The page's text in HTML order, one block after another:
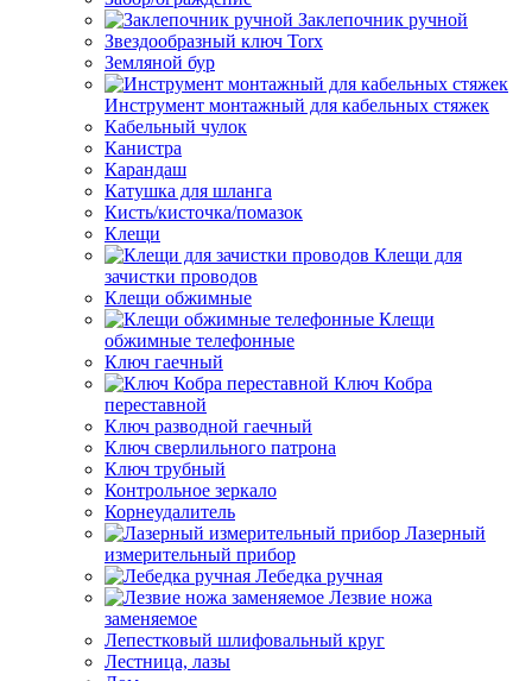
Заклепочник ручной
Звездообразный ключ Torx
Земляной бур
Инструмент монтажный для кабельных стяжек
Кабельный чулок
Канистра
Карандаш
Катушка для шланга
Кисть/кисточка/помазок
Клещи
Клещи для
зачистки проводов
Клещи обжимные
Клещи
обжимные телефонные
Ключ гаечный
Ключ Кобра
переставной
Ключ разводной гаечный
Ключ сверлильного патрона
Ключ трубный
Контрольное зеркало
Корнеудалитель
Лазерный
измерительный прибор
Лебедка ручная
Лезвие ножа
заменяемое
Лепестковый шлифовальный круг
Лестница, лазы